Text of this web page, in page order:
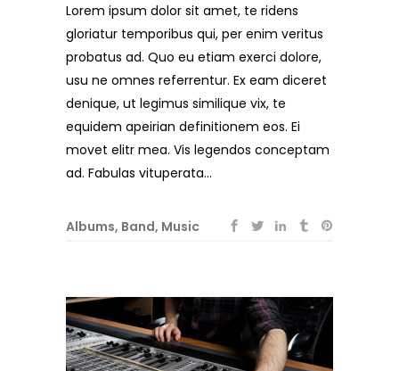
Lorem ipsum dolor sit amet, te ridens
gloriatur temporibus qui, per enim veritus
probatus ad. Quo eu etiam exerci dolore,
usu ne omnes referrentur. Ex eam diceret
denique, ut legimus similique vix, te
equidem apeirian definitionem eos. Ei
movet elitr mea. Vis legendos conceptam
ad. Fabulas vituperata...
Albums, Band, Music